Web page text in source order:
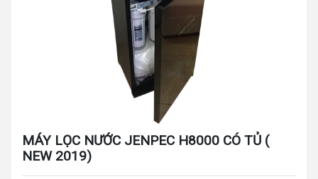
MÁY LỌC NƯỚC JENPEC H8000 CÓ TỦ (
NEW 2019)